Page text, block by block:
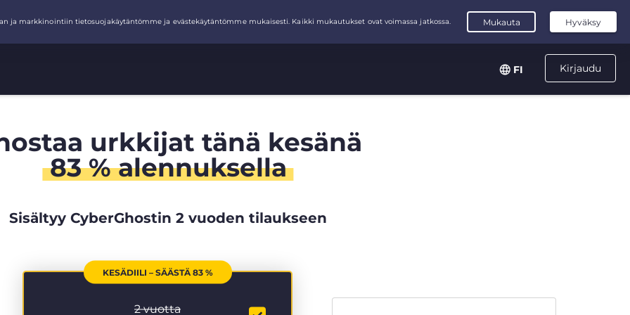
Kirjaudu
FI
urkkijat tänä kesänä
83 % alennuksella
Sisältyy CyberGhostin 2 vuoden tilaukseen
KESÄDIILI – SÄÄSTÄ 83 %
2 vuotta